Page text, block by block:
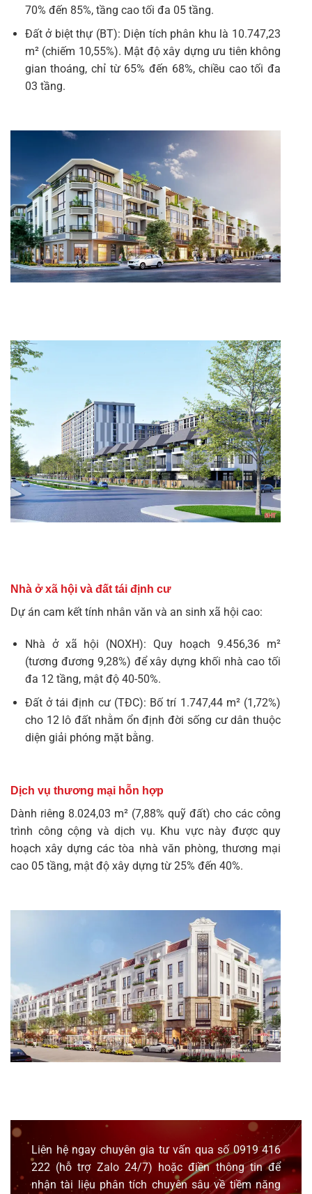
70% đến 85%, tầng cao tối đa 05 tầng.
Đất ở biệt thự (BT): Diện tích phân khu là 10.747,23
m² (chiếm 10,55%). Mật độ xây dựng ưu tiên không
gian thoáng, chỉ từ 65% đến 68%, chiều cao tối đa
03 tầng.
Nhà ở xã hội và đất tái định cư
Dự án cam kết tính nhân văn và an sinh xã hội cao:
Nhà ở xã hội (NOXH): Quy hoạch 9.456,36 m²
(tương đương 9,28%) để xây dựng khối nhà cao tối
đa 12 tầng, mật độ 40-50%.
Đất ở tái định cư (TĐC): Bố trí 1.747,44 m² (1,72%)
cho 12 lô đất nhằm ổn định đời sống cư dân thuộc
diện giải phóng mặt bằng.
Dịch vụ thương mại hỗn hợp
Dành riêng 8.024,03 m² (7,88% quỹ đất) cho các công
trình công cộng và dịch vụ. Khu vực này được quy
hoạch xây dựng các tòa nhà văn phòng, thương mại
cao 05 tầng, mật độ xây dựng từ 25% đến 40%.
Liên hệ ngay chuyên gia tư vấn qua số0919 416
222 (hỗ trợ Zalo24/7) hoặc điền thông tin để
nhận tài liệu phân tích chuyên sâu về tiềm năng